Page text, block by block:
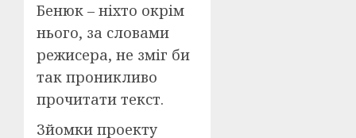
Бенюк – ніхто окрім
нього, за словами
режисера, не зміг би
так проникливо
прочитати текст.
Зйомки проекту